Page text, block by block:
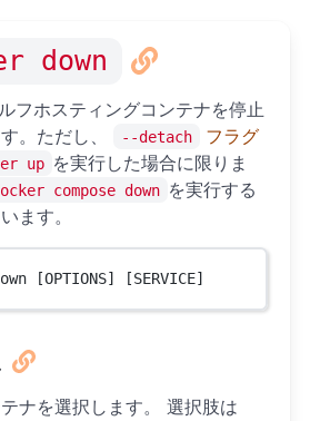
down
フホスティングコンテナを停止
。ただし、
--detach
フラグ
up を実行した場合に限りま
compose down を実行する
ます。
[OPTIONS] [SERVICE]
ナを選択します。 選択肢は